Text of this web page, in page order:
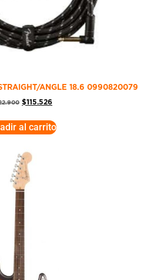
ANGLE 18.6 0990820079
$115.526
al carrito